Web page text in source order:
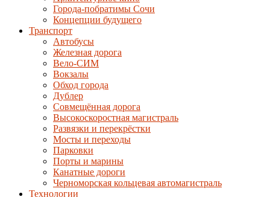
Города-побратимы Сочи
Концепции будущего
Транспорт
Автобусы
Железная дорога
Вело-СИМ
Вокзалы
Обход города
Дублер
Совмещённая дорога
Высокоскоростная магистраль
Развязки и перекрёстки
Мосты и переходы
Парковки
Порты и марины
Канатные дороги
Черноморская кольцевая автомагистраль
Технологии